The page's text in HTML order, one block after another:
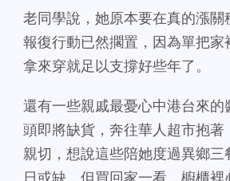
老同學說，她原本要在真的漲關
報復行動已然擱置，因為單把家
拿來穿就足以支撐好些年了。
還有一些親戚最憂心中港台來的
頭即將缺貨，奔往華人超市抱著
親切，想說這些陪她度過異鄉三